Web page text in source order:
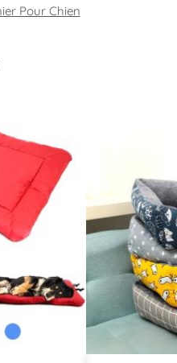
Pour Chien